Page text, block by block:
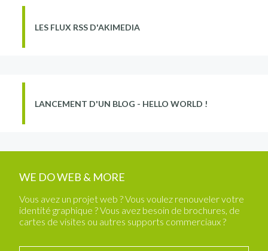
LES FLUX RSS D'AKIMEDIA
LANCEMENT D'UN BLOG - HELLO WORLD !
WE DO WEB & MORE
Vous avez un projet web ? Vous voulez renouveler votre
identité graphique ? Vous avez besoin de brochures, de
cartes de visites ou autres supports commerciaux ?